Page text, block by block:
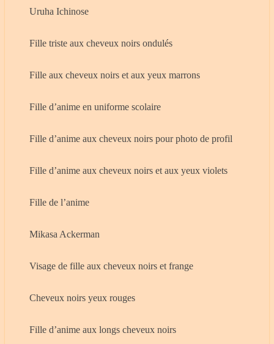
Uruha Ichinose
Fille triste aux cheveux noirs ondulés
Fille aux cheveux noirs et aux yeux marrons
Fille d’anime en uniforme scolaire
Fille d’anime aux cheveux noirs pour photo de profil
Fille d’anime aux cheveux noirs et aux yeux violets
Fille de l’anime
Mikasa Ackerman
Visage de fille aux cheveux noirs et frange
Cheveux noirs yeux rouges
Fille d’anime aux longs cheveux noirs